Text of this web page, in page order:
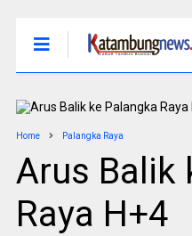
Home Palangka Raya
Arus Balik
Raya H+4